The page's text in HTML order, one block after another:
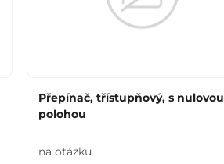
Přepínač, třístupňový, s nulovou
polohou
na otázku